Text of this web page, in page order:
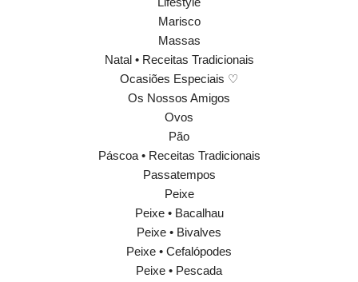
Marisco
Massas
Natal • Receitas Tradicionais
Ocasiões Especiais ♡
Os Nossos Amigos
Ovos
Pão
Páscoa • Receitas Tradicionais
Passatempos
Peixe
Peixe • Bacalhau
Peixe • Bivalves
Peixe • Cefalópodes
Peixe • Pescada